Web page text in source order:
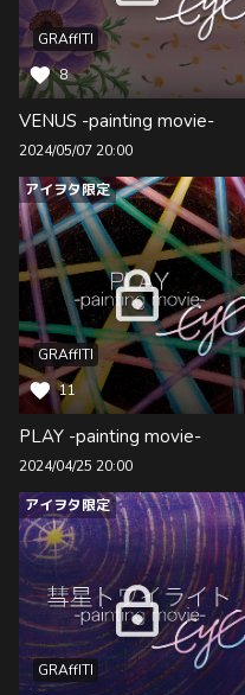
GRAffITI
8
VENUS -painting movie-
2024/05/07 20:00
アイヲタ限定
GRAffITI
11
PLAY -painting movie-
2024/04/25 20:00
アイヲタ限定
GRAffITI